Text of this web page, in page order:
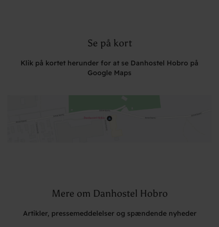
Se på kort
Klik på kortet herunder for at se Danhostel Hobro på
Google Maps
Mere om Danhostel Hobro
Artikler, pressemeddelelser og spændende nyheder